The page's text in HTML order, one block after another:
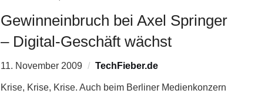
Gewinneinbruch bei Axel Springer
– Digital-Geschäft wächst
11. November 2009 TechFieber.de
Krise, Krise, Krise. Auch beim Berliner Medienkonzern